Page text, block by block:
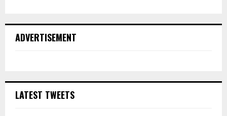
ADVERTISEMENT
LATEST TWEETS